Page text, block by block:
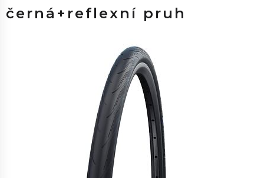
černá+reflexní pruh